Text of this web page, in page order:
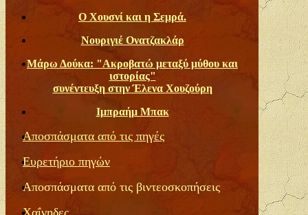
O Xουσνί και η Σεμρά.
Νουριγιέ Ονατζακλάρ
Μάρω Δούκα: "Ακροβατώ μεταξύ μύθου και
ιστορίας"
συνέντευξη στην Έλενα Χουζούρη
Ιμπραήμ Μπακ
Αποσπάσματα από τις πηγές
Ευρετήριο πηγών
Αποσπάσματα από τις βιντεοσκοπήσεις
Χαΐνηδες